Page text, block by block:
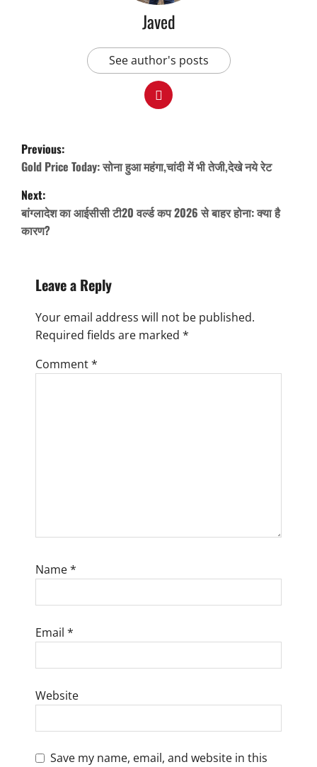
Javed
See author's posts
P
o
s
t
n
Previous:
Gold Price Today: सोना हुआ महंगा,चांदी में भी तेजी,देखे नये रेट
Next:
बांग्लादेश का आईसीसी टी20 वर्ल्ड कप 2026 से बाहर होना: क्या है
कारण?
Leave a Reply
Your email address will not be published.
Required fields are marked *
Comment*
Name*
Email *
Website
Save my name, email, and website in this